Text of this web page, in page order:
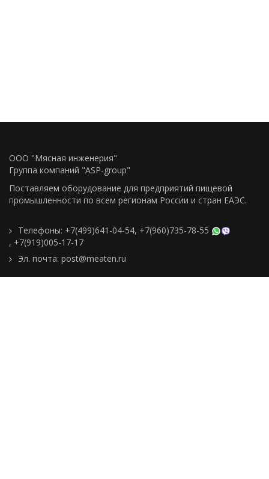
ООО "Мясная инженерия"
Группа компаний "ASP-group"
Поставляем оборудование для предприятий пищевой
промышленности по всем регионам Росcии и стран ЕАЭС.
Телефоны: +7(499)641-04-54, +7(960)735-78-55
, +7(919)005-17-17
Эл. почта: post@meaten.ru